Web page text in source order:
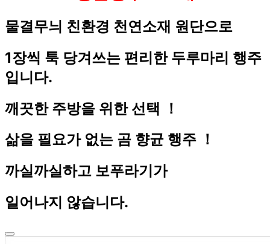
물결무늬 친환경 천연소재 원단으로
1장씩 툭 당겨쓰는 편리한 두루마리 행주
입니다.
깨끗한 주방을 위한 선택 ！
삶을 필요가 없는 곰 향균 행주 ！
까실까실하고 보푸라기가
일어나지 않습니다.